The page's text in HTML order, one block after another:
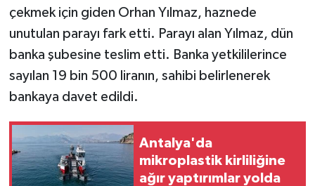
çekmek için giden Orhan Yılmaz, haznede
unutulan parayı fark etti. Parayı alan Yılmaz, dün
banka şubesine teslim etti. Banka yetkililerince
sayılan 19 bin 500 liranın, sahibi belirlenerek
bankaya davet edildi.
Antalya'da
mikroplastik kirliliğine
ağır yaptırımlar yolda